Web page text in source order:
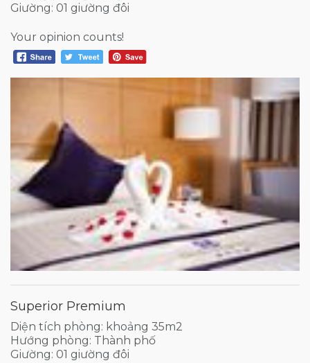
Giường: 01 giường đôi
Your opinion counts!
Superior Premium
Diện tích phòng: khoảng 35m2
Hướng phòng: Thành phố
Giường: 01 giường đôi